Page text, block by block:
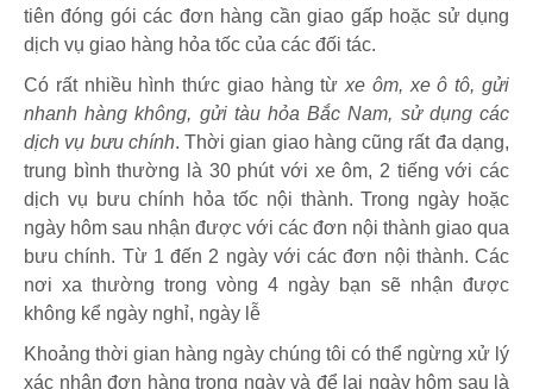
tiên đóng gói các đơn hàng cần giao gấp hoặc sử dụng
dịch vụ giao hàng hỏa tốc của các đối tác.
Có rất nhiều hình thức giao hàng từxe ôm, xe ô tô, gửi
nhanh hàng không, gửi tàu hỏa Bắc Nam, sử dụng các
dịch vụ bưu chính. Thời gian giao hàng cũng rất đa dạng,
trung bình thường là 30 phút với xe ôm, 2 tiếng với các
dịch vụ bưu chính hỏa tốc nội thành. Trong ngày hoặc
ngày hôm sau nhận được với các đơn nội thành giao qua
bưu chính. Từ 1 đến 2 ngày với các đơn nội thành. Các
nơi xa thường trong vòng 4 ngày bạn sẽ nhận được
không kể ngày nghỉ, ngày lễ
Khoảng thời gian hàng ngày chúng tôi có thể ngừng xử lý
xác nhận đơn hàng trong ngày và để lại ngày hôm sau là